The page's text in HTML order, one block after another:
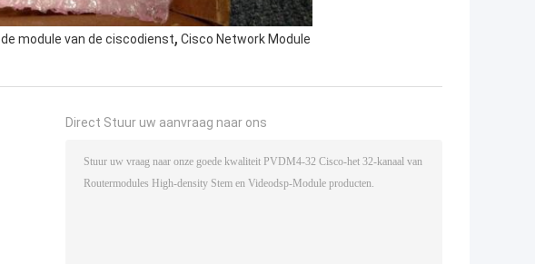
de module van de ciscodienst, Cisco Network Module
Direct Stuur uw aanvraag naar ons